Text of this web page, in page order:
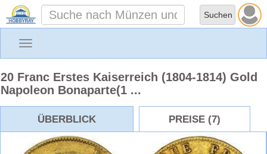
Toggle
20 Franc Erstes Kaiserreich (1804-1814) Gold
Napoleon Bonaparte(1 ...
ÜBERBLICK PREISE (7)